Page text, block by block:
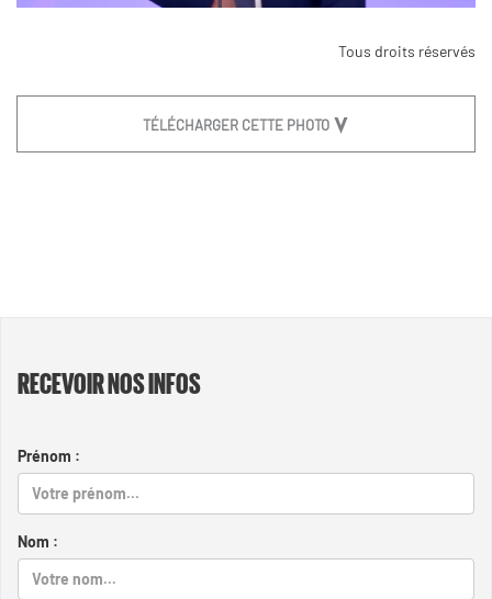
Tous droits réservés
TÉLÉCHARGER CETTE PHOTO
RECEVOIR NOS INFOS
Prénom :
Nom :